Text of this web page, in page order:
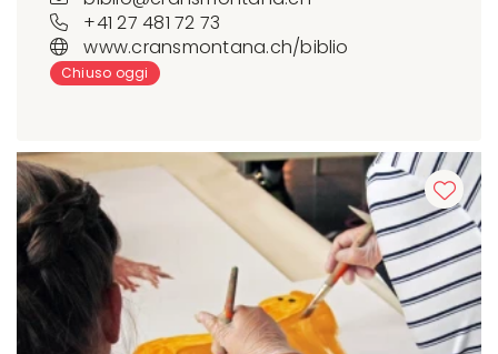
+41 27 481 72 73
www.cransmontana.ch/biblio
Chiuso oggi